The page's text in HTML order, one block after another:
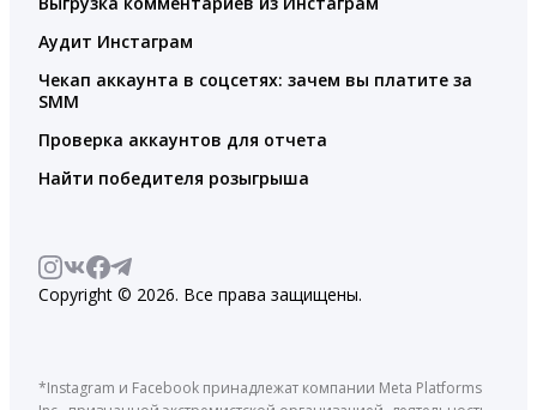
Аудит Инстаграм
Чекап аккаунта в соцсетях: зачем вы платите за
SMM
Проверка аккаунтов для отчета
Найти победителя розыгрыша
Copyright © 2026. Все права защищены.
*Instagram и Facebook принадлежат компании Meta Platforms